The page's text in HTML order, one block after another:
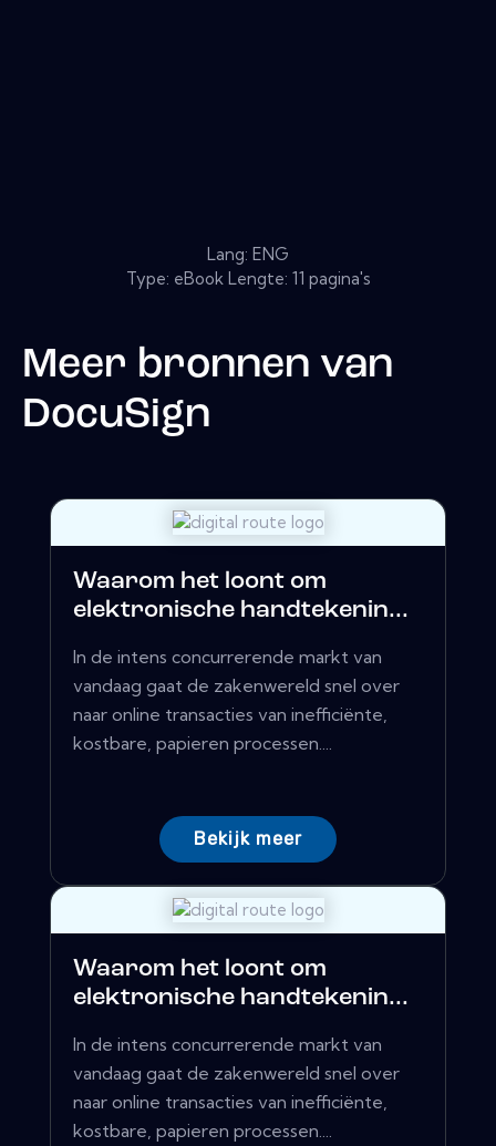
Lang: ENG
Type: eBook Lengte: 11 pagina's
Meer bronnen van
DocuSign
Waarom het loont om
elektronische handtekenin...
In de intens concurrerende markt van
vandaag gaat de zakenwereld snel over
naar online transacties van inefficiënte,
kostbare, papieren processen....
Bekijk meer
Waarom het loont om
elektronische handtekenin...
In de intens concurrerende markt van
vandaag gaat de zakenwereld snel over
naar online transacties van inefficiënte,
kostbare, papieren processen....